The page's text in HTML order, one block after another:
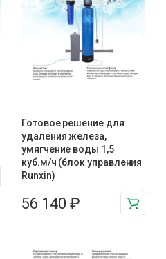
Готовое решение для
удаления железа,
умягчение воды 1,5
куб.м/ч (блок управления
Runxin)
56 140 ₽